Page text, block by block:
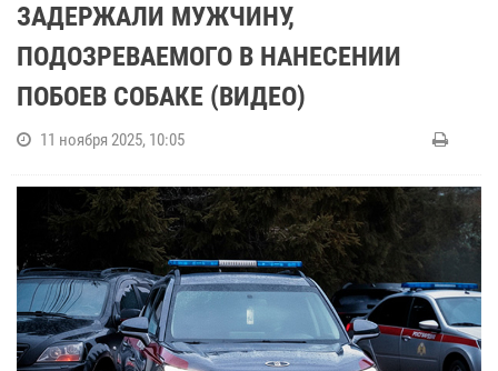
ЗАДЕРЖАЛИ МУЖЧИНУ,
ПОДОЗРЕВАЕМОГО В НАНЕСЕНИИ
ПОБОЕВ СОБАКЕ (ВИДЕО)
11 ноября 2025, 10:05